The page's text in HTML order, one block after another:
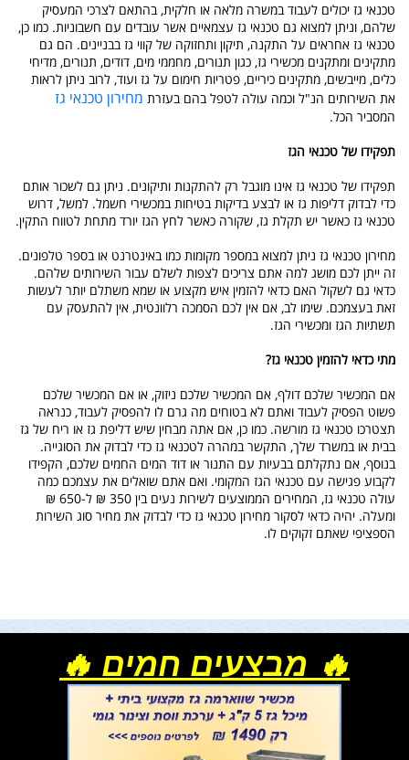
טכנאי גז יכולים לעבוד במשרה מלאה או חלקית, בהתאם לצרכי המעסיק
שלהם, וניתן למצוא גם טכנאי גז עצמאיים אשר עובדים עם חשבוניות. כמו כן,
טכנאי גז אחראים על התקנה, תיקון ותחזוקה של קווי גז בבניינים. הם גם
מתקינים ומתקנים מכשירי גז, כגון תנורים, מחממי מים, דודים, תנורים, מדיחי
כלים, מייבשים, מתקינים כיריים, פטריות חימום על גז ועוד, לרוב ניתן לראות
את השירותים הנ"ל וכמה עולה לטפל בהם בעזרת מחירון טכנאי גז
המסביר הכל.
תפקידו של טכנאי הגז
תפקידו של טכנאי גז אינו מוגבל רק להתקנות ותיקונים. ניתן גם לשכור אותם
כדי לבדוק דליפות גז או לבצע בדיקות בטיחות במכשירי חשמל. למשל, דרוש
טכנאי גז כאשר יש תקלת גז, שקורה כאשר לחץ הגז יורד מתחת לטווח התקין.
מחירון טכנאי גז ניתן למצוא במספר מקומות כמו באינטרנט או בספר טלפונים.
זה ייתן לכם מושג למה אתם צריכים לצפות לשלם עבור השירותים שלהם.
כדאי גם לשקול האם כדאי להזמין איש מקצוע או שמא משתלם יותר לעשות
זאת בעצמכם. שימו לב, אם אין לכם הסמכה רלוונטית, אין להתעסק עם
תשתיות הגז ומכשירי הגז.
מתי כדאי להזמין טכנאי גז?
אם המכשיר שלכם דולף, אם המכשיר שלכם ניזוק, או אם המכשיר שלכם
פשוט הפסיק לעבוד ואתם לא בטוחים מה גרם לו להפסיק לעבוד, כנראה
תצטרכו טכנאי גז מורשה. כמו כן, אם אתה מבחין שיש דליפת גז או ריח של גז
בבית או במשרד שלך, התקשר במהרה לטכנאי גז כדי לבדוק את הסוגייה.
בנוסף, אם נתקלתם בבעיות עם התנור או דוד המים החמים שלכם, הקפידו
לקבוע פגישה עם טכנאי הגז המקומי. ואם אתם שואלים את עצמכם כמה
עולה טכנאי גז, המחירים הממוצעים לשירות נעים בין 350 ₪ ל-650 ₪
ומעלה. יהיה כדאי לסקור מחירון טכנאי גז כדי לבדוק את מחיר סוג השירות
הספציפי שאתם זקוקים לו.
🔥 מבצעים חמים 🔥